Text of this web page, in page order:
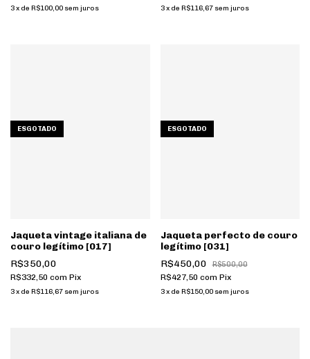
3x de R$100,00 sem juros 3 x de R$116,67 sem juros
ESGOTADO
Jaqueta vintage italiana de
couro legítimo [017]
R$350,00
R$332,50 com Pix
3x de R$116,67 sem juros
ESGOTADO
Jaqueta perfecto de couro
legítimo [031]
R$450,00
R$500,00
R$427,50 com Pix
3 x de R$150,00 sem juros